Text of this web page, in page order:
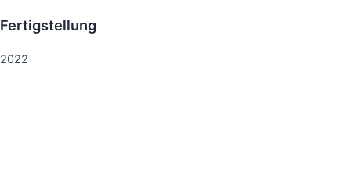
Fertigstellung
2022